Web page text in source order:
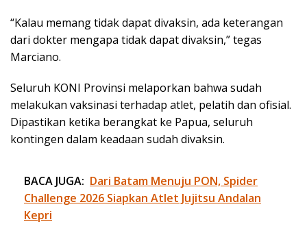
“Kalau memang tidak dapat divaksin, ada keterangan
dari dokter mengapa tidak dapat divaksin,” tegas
Marciano.
Seluruh KONI Provinsi melaporkan bahwa sudah
melakukan vaksinasi terhadap atlet, pelatih dan ofisial.
Dipastikan ketika berangkat ke Papua, seluruh
kontingen dalam keadaan sudah divaksin.
BACA JUGA: Dari Batam Menuju PON, Spider
Challenge 2026 Siapkan Atlet Jujitsu Andalan
Kepri